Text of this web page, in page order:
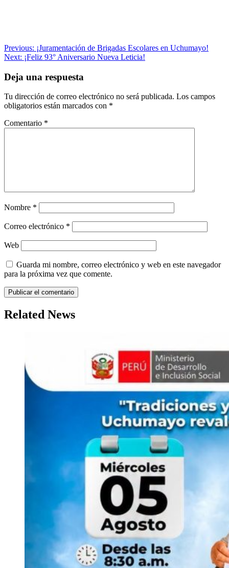
Navegación
de
entradas
Previous: ¡Juramentación de Brigadas Escolares en Uchumayo!
Next: ¡Feliz 93° Aniversario Nueva Leticia!
Deja una respuesta
Tu dirección de correo electrónico no será publicada. Los campos
obligatorios están marcados con *
Comentario *
Nombre *
Correo electrónico *
Web
Guarda mi nombre, correo electrónico y web en este navegador
para la próxima vez que comente.
Related News